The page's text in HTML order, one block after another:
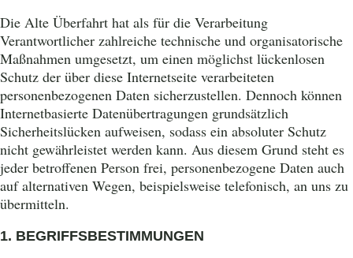
Die Alte Überfahrt hat als für die Verarbeitung
Verantwortlicher zahlreiche technische und organisatorische
Maßnahmen umgesetzt, um einen möglichst lückenlosen
Schutz der über diese Internetseite verarbeiteten
personenbezogenen Daten sicherzustellen. Dennoch können
Internetbasierte Datenübertragungen grundsätzlich
Sicherheitslücken aufweisen, sodass ein absoluter Schutz
nicht gewährleistet werden kann. Aus diesem Grund steht es
jeder betroffenen Person frei, personenbezogene Daten auch
auf alternativen Wegen, beispielsweise telefonisch, an uns zu
übermitteln.
1. BEGRIFFSBESTIMMUNGEN